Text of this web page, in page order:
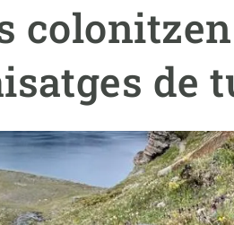
de
i gestió
Oportunitats
Demana la teva beca
Vine de visitant o
Segell de bones
Un lloc on créixer
Desenvolupament de